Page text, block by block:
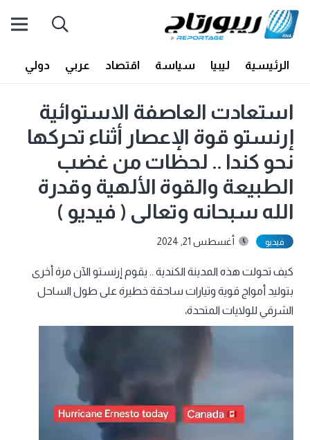
الرئيسية ليبيا سياسة اقتصاد عربي دولي
استعادت العاصفة الاستوائية
إرنستو قوة الإعصار أثناء تحركها
نحو كندا .. لحظات من غضب
الطبيعة والقوة الألهية وقدرة
الله سبحانه وتعالى ( فيديو )
فيديو أغسطس 21, 2024
كيف تحولت هذه المدينة الكندية .. يقوم إرنستو الآن مرة أخرى
بتوليد أمواج قوية وتيارات ساحقة خطيرة على طول الساحل
الشرقي للولايات المتحدة،